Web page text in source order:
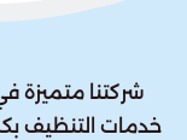
شركتنا متميزة
خدمات التنظيف